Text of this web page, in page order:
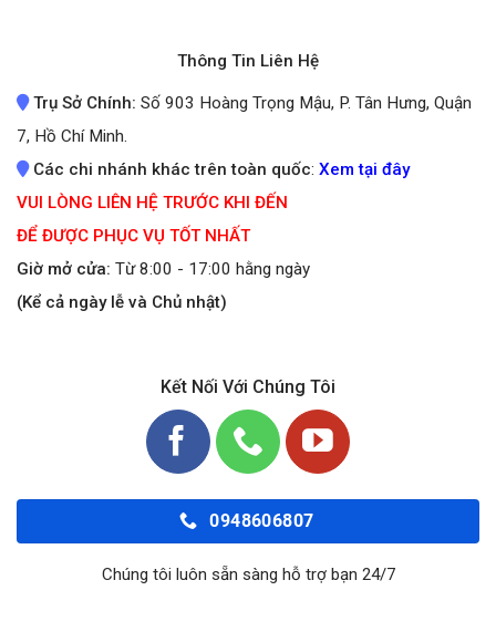
Thông Tin Liên Hệ
Trụ Sở Chính: Số 903 Hoàng Trọng Mậu, P. Tân Hưng, Quận
7, Hồ Chí Minh.
Các chi nhánh khác trên toàn quốc: Xem tại đây
VUI LÒNG LIÊN HỆ TRƯỚC KHI ĐẾN
ĐỂ ĐƯỢC PHỤC VỤ TỐT NHẤT
Giờ mở cửa: Từ 8:00 - 17:00 hằng ngày
(Kể cả ngày lễ và Chủ nhật)
Kết Nối Với Chúng Tôi
0948606807
Chúng tôi luôn sẵn sàng hỗ trợ bạn 24/7